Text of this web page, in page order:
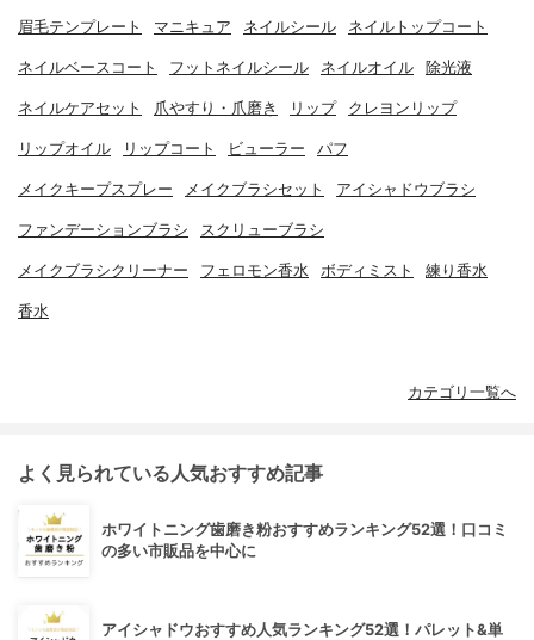
眉毛テンプレート マニキュア ネイルシール ネイルトップコート
ネイルベースコート フットネイルシール ネイルオイル 除光液
ネイルケアセット 爪やすり・爪磨き リップ クレヨンリップ
リップオイル リップコート ビューラー パフ
メイクキープスプレー メイクブラシセット アイシャドウブラシ
ファンデーションブラシ スクリューブラシ
メイクブラシクリーナー フェロモン香水 ボディミスト 練り香水
香水
カテゴリ一覧へ
よく見られている人気おすすめ記事
ホワイトニング歯磨き粉おすすめランキング52選！口コミ
の多い市販品を中心に
アイシャドウおすすめ人気ランキング52選！パレット&単